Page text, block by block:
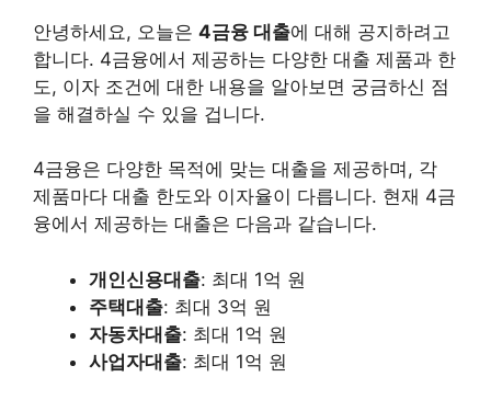
안녕하세요, 오늘은 4금융 대출에 대해 공지하려고
합니다. 4금융에서 제공하는 다양한 대출 제품과 한
도, 이자 조건에 대한 내용을 알아보면 궁금하신 점
을 해결하실 수 있을 겁니다.
4금융은 다양한 목적에 맞는 대출을 제공하며, 각
제품마다 대출 한도와 이자율이 다릅니다. 현재 4금
융에서 제공하는 대출은 다음과 같습니다.
개인신용대출: 최대 1억 원
주택대출: 최대 3억 원
자동차대출: 최대 1억 원
사업자대출: 최대 1억 원